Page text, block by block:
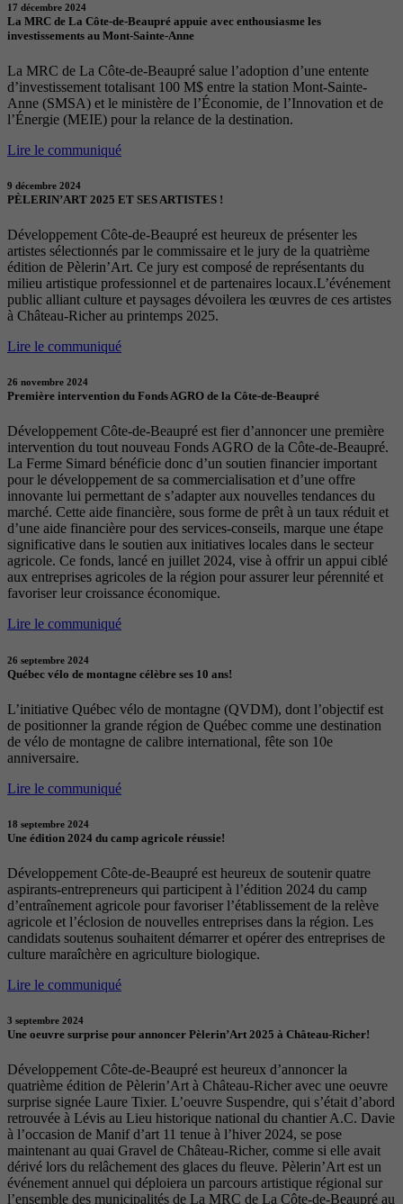
17 décembre 2024
La MRC de La Côte-de-Beaupré appuie avec enthousiasme les
investissements au Mont-Sainte-Anne
La MRC de La Côte-de-Beaupré salue l’adoption d’une entente
d’investissement totalisant 100 M$ entre la station Mont-Sainte-
Anne (SMSA) et le ministère de l’Économie, de l’Innovation et de
l’Énergie (MEIE) pour la relance de la destination.
Lire le communiqué
9 décembre 2024
PÈLERIN’ART 2025 ET SES ARTISTES !
Développement Côte-de-Beaupré est heureux de présenter les
artistes sélectionnés par le commissaire et le jury de la quatrième
édition de Pèlerin’Art. Ce jury est composé de représentants du
milieu artistique professionnel et de partenaires locaux.L’événement
public alliant culture et paysages dévoilera les œuvres de ces artistes
à Château-Richer au printemps 2025.
Lire le communiqué
26 novembre 2024
Première intervention du Fonds AGRO de la Côte-de-Beaupré
Développement Côte-de-Beaupré est fier d’annoncer une première
intervention du tout nouveau Fonds AGRO de la Côte-de-Beaupré.
La Ferme Simard bénéficie donc d’un soutien financier important
pour le développement de sa commercialisation et d’une offre
innovante lui permettant de s’adapter aux nouvelles tendances du
marché. Cette aide financière, sous forme de prêt à un taux réduit et
d’une aide financière pour des services-conseils, marque une étape
significative dans le soutien aux initiatives locales dans le secteur
agricole. Ce fonds, lancé en juillet 2024, vise à offrir un appui ciblé
aux entreprises agricoles de la région pour assurer leur pérennité et
favoriser leur croissance économique.
Lire le communiqué
26 septembre 2024
Québec vélo de montagne célèbre ses 10 ans!
L’initiative Québec vélo de montagne (QVDM), dont l’objectif est
de positionner la grande région de Québec comme une destination
de vélo de montagne de calibre international, fête son 10e
anniversaire.
Lire le communiqué
18 septembre 2024
Une édition 2024 du camp agricole réussie!
Développement Côte-de-Beaupré est heureux de soutenir quatre
aspirants-entrepreneurs qui participent à l’édition 2024 du camp
d’entraînement agricole pour favoriser l’établissement de la relève
agricole et l’éclosion de nouvelles entreprises dans la région. Les
candidats soutenus souhaitent démarrer et opérer des entreprises de
culture maraîchère en agriculture biologique.
Lire le communiqué
3 septembre 2024
Une oeuvre surprise pour annoncer Pèlerin’Art 2025 à Château-Richer!
Développement Côte-de-Beaupré est heureux d’annoncer la
quatrième édition de Pèlerin’Art à Château-Richer avec une oeuvre
surprise signée Laure Tixier. L’oeuvre Suspendre, qui s’était d’abord
retrouvée à Lévis au Lieu historique national du chantier A.C. Davie
à l’occasion de Manif d’art 11 tenue à l’hiver 2024, se pose
maintenant au quai Gravel de Château-Richer, comme si elle avait
dérivé lors du relâchement des glaces du fleuve. Pèlerin’Art est un
événement annuel qui déploiera un parcours artistique régional sur
l’ensemble des municipalités de La MRC de La Côte-de-Beaupré au